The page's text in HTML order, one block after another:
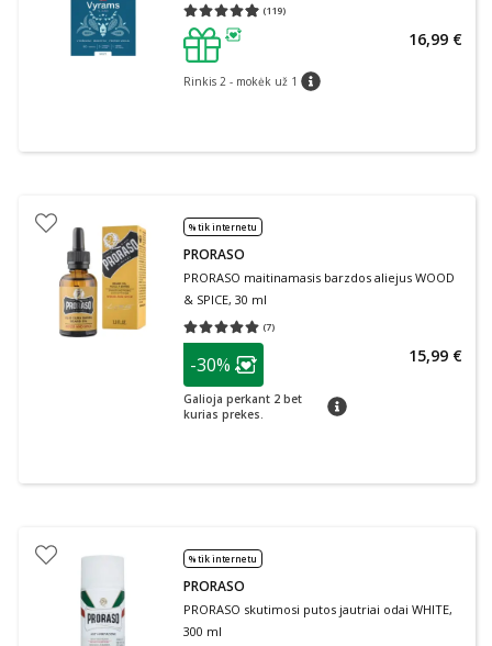
(119)
Vidutinis įvertinimas 4.94
patarimas
Rinkis 2 - mokėk už 1 patarimas
16,99 €
% tik internetu
PRORASO
PRORASO maitinamasis barzdos aliejus WOOD
& SPICE, 30 ml
(7)
Vidutinis įvertinimas 5.00
patarimas
Lojalumo klubo narių nuolaida
-30%
Galioja perkant 2 bet
kurias prekes.
patarimas
15,99 €
% tik internetu
PRORASO
PRORASO skutimosi putos jautriai odai WHITE,
300 ml